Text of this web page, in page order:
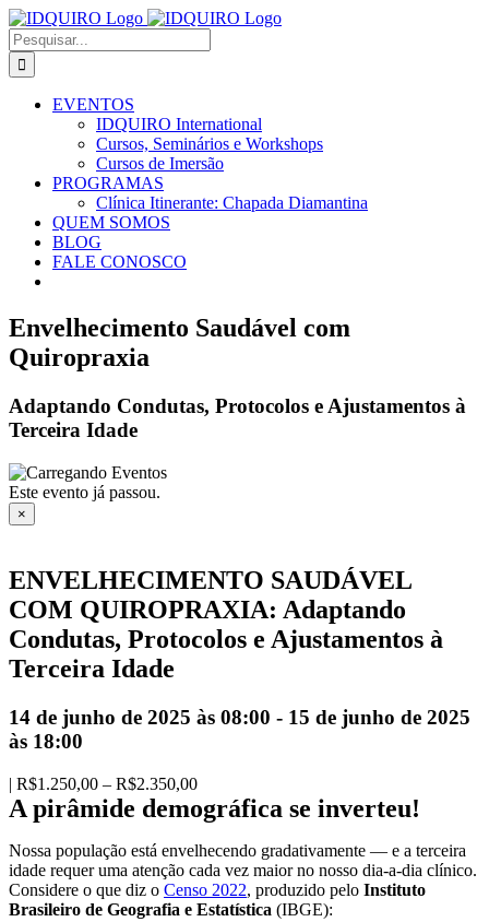
Ir
para
o
conteúdo
Facebook
Instagram
X
LinkedIn
E-
mail
Buscar
resultados
para:
EVENTOS
IDQUIRO International
Cursos, Seminários e Workshops
Cursos de Imersão
PROGRAMAS
Clínica Itinerante: Chapada Diamantina
QUEM SOMOS
BLOG
FALE CONOSCO
Envelhecimento Saudável com
Quiropraxia
Adaptando Condutas, Protocolos e Ajustamentos à
Terceira Idade
Este evento já passou.
×
ENVELHECIMENTO SAUDÁVEL
COM QUIROPRAXIA: Adaptando
Condutas, Protocolos e Ajustamentos à
Terceira Idade
14 de junho de 2025 às 08:00 - 15 de junho de 2025
às 18:00
| R$1.250,00 – R$2.350,00
A pirâmide demográfica se inverteu!
Nossa população está envelhecendo gradativamente — e a terceira
idade requer uma atenção cada vez maior no nosso dia-a-dia clínico.
Considere o que diz o Censo 2022, produzido pelo Instituto
Brasileiro de Geografia e Estatística (IBGE):